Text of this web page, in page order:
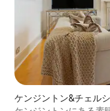
ケンジントン&チェル